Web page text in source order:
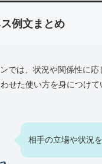
例文まとめ
では、状況や関係性に
せた使い方を身につけて
相手の立場や状況